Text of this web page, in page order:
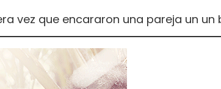
vez que encararon una pareja un un